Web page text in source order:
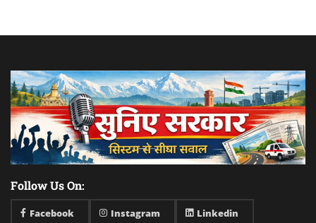
Follow Us On:
Facebook Instagram Linkedin